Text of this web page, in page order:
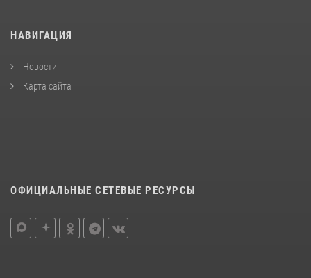
НАВИГАЦИЯ
Новости
Карта сайта
ОФИЦИАЛЬНЫЕ СЕТЕВЫЕ РЕСУРСЫ